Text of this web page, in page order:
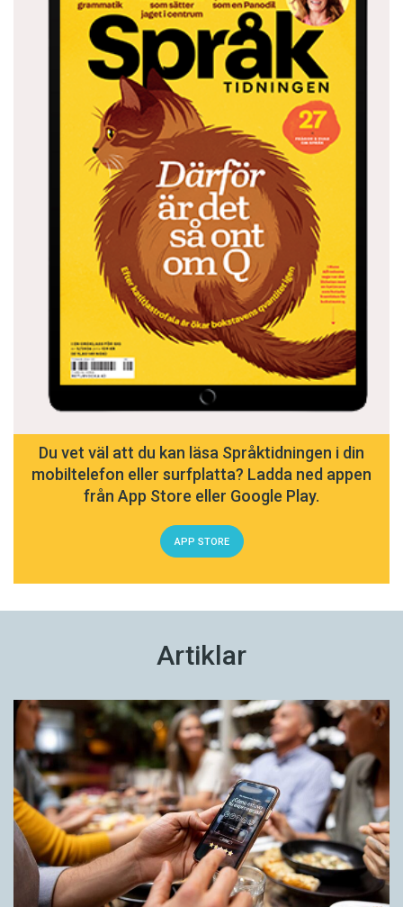
Du vet väl att du kan läsa Språktidningen i din
mobiltelefon eller surfplatta? Ladda ned appen
från App Store eller Google Play.
APP STORE
Artiklar